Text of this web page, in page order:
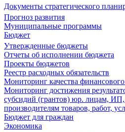
Документы стратегического
Прогноз развития
Муниципальные программы
Бюджет
Утвержденные бюджеты
Отчеты об исполнении бюджета
Проекты бюджетов
Реестр расходных обязательств
Мониторинг качества
Мониторинг достижения
субсидий (грантов) юр. лицам,
производителям товаров, работ,
Бюджет для граждан
Экономика